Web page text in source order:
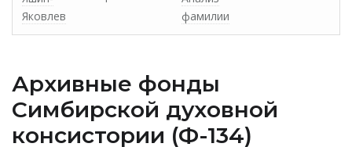
Яковлев
фамилии
Архивные фонды
Cимбирской духовной
консистории (Ф-134)